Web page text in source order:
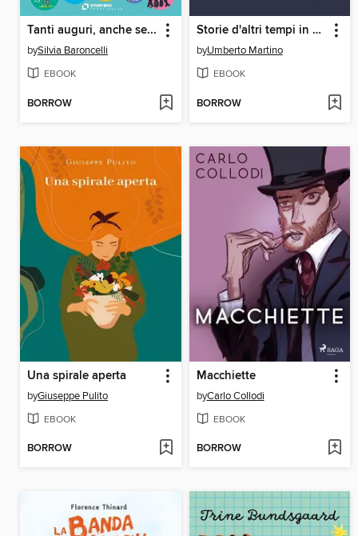
Tanti auguri, anche se...
bySilvia Baroncelli
EBOOK
BORROW
Storie d'altri tempi in una terra di confine
byUmberto Martino
EBOOK
BORROW
Una spirale aperta
byGiuseppe Pulito
EBOOK
BORROW
Macchiette
byCarlo Collodi
EBOOK
BORROW